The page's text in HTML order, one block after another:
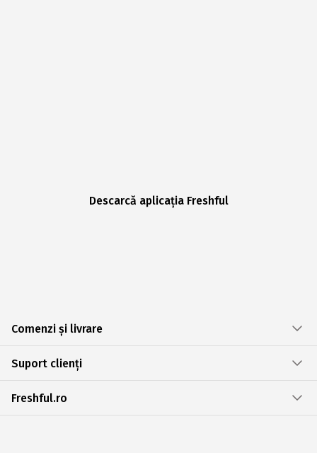
Descarcă aplicația Freshful
Comenzi și livrare
Suport clienți
Freshful.ro